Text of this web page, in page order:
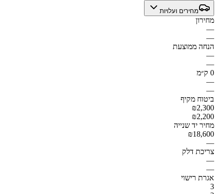
מחירים ועלויות
מחירון
—
—
הנחה ממוצעת
—
—
0 ק״מ
—
—
ביטוח מקיף
₪2,300
₪2,200
מחיר יד שנייה
₪18,600
—
צריכת דלק
—
—
אגרת רישוי
3